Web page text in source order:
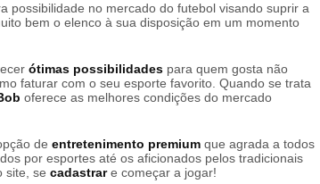
possibilidade no mercado do futebol visando suprir a
bem o elenco à sua disposição em um momento
ótimas possibilidades para quem gosta não
faturar com o seu esporte favorito. Quando se trata
oferece as melhores condições do mercado
de entretenimento premium que agrada a todos
por esportes até os aficionados pelos tradicionais
site, se cadastrare começar a jogar!